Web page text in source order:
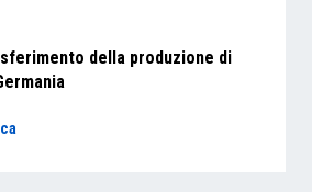
della produzione di